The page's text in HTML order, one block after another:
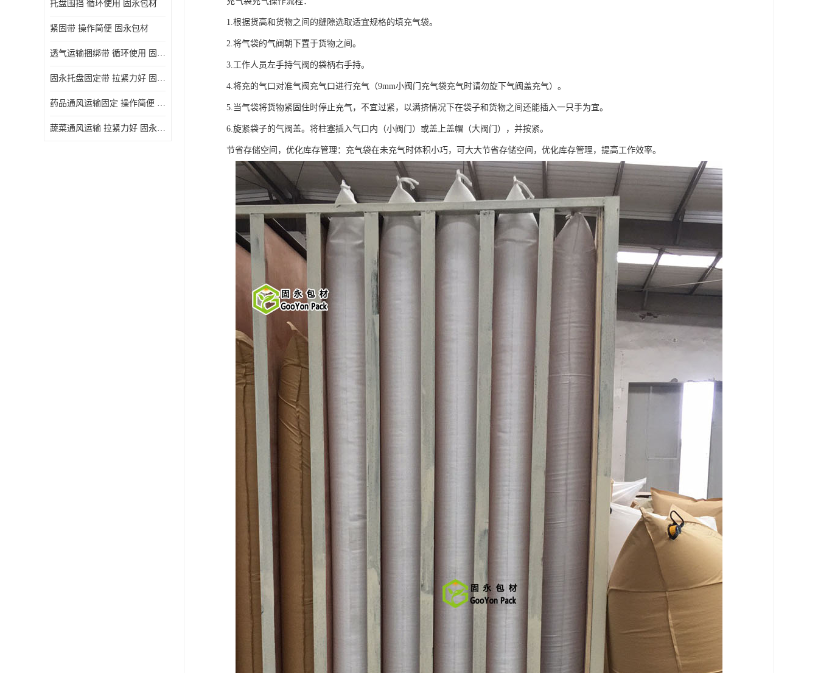
托盘围挡 循环使用 固永包材
紧固带 操作简便 固永包材
透气运输捆绑带 循环使用 固永包材
固永托盘固定带 拉紧力好 固永包材
药品通风运输固定 操作简便 固永包材
蔬菜通风运输 拉紧力好 固永包材
1.根据货高和货物之间的缝隙选取适宜规格的填充气袋。
2.将气袋的气阀朝下置于货物之间。
3.工作人员左手持气阀的袋柄右手持。
4.将充的气口对准气阀充气口进行充气（9mm小阀门充气袋充气时请勿旋下气阀盖充气）。
5.当气袋将货物紧固住时停止充气，不宜过紧，以满挤情况下在袋子和货物之间还能插入一只手为宜。
6.旋紧袋子的气阀盖。将柱塞插入气口内（小阀门）或盖上盖帽（大阀门），并按紧。
节省存储空间，优化库存管理：充气袋在未充气时体积小巧，可大大节省存储空间，优化库存管理，提高工作效率。